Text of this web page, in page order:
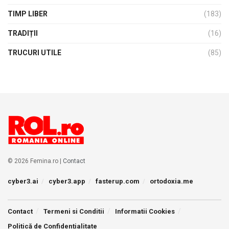
TIMP LIBER (183)
TRADIȚII (16)
TRUCURI UTILE (85)
© 2026 Femina.ro | Contact
cyber3.ai cyber3.app fasterup.com ortodoxia.me
Contact Termeni si Conditii
Informatii Cookies
Politică de Confidențialitate